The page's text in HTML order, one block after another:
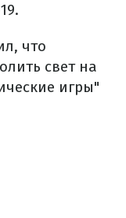
что
свет на
игры"